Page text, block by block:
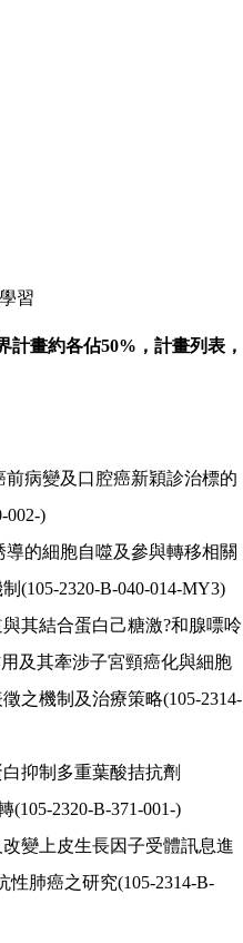
習
計畫約各佔50% ，計畫列表，
前病變及口腔癌新穎診治標的
002-)
導的細胞自噬及參與轉移相關
(105-2320-B-040-014-MY3)
其結合蛋白己糖激?和腺嘌呤
及其牽涉子宮頸癌化與細胞
之機制及治療策略(105-2314-
抑制多重葉酸拮抗劑
(105-2320-B-371-001-)
變上皮生長因子受體訊息進
性肺癌之研究(105-2314-B-